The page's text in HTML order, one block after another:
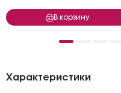
В корзину
Характеристики